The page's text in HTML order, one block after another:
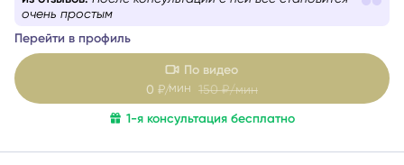
очень простым
Перейти в профиль
По видео
0 ₽/мин150 ₽/мин
1-я консультация бесплатно